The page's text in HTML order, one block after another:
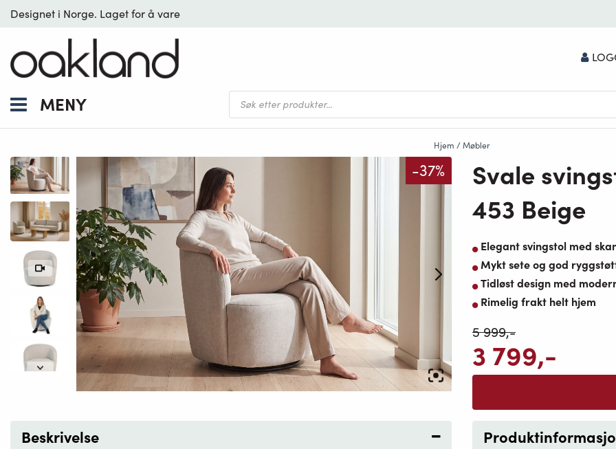
Designet i Norge. Laget for å vare
MENY
Products
search
Hjem /Møbler
-37%
Svale
453 Beige
Elegant svingstol med
Mykt sete og god
Tidløst design med
Rimelig frakt helt hjem
5 999,-
3 799,-
Beskrivelse